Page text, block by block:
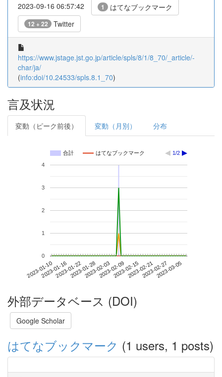
2023-09-16 06:57:42 1 はてなブックマーク
12 + 22 Twitter
https://www.jstage.jst.go.jp/article/spls/8/1/8_70/_article/-
char/ja/
(info:doi/10.24533/spls.8.1_70)
言及状況
変動（ピーク前後） 変動（月別） 分布
合計 はてなブックマーク 1/2
2023-01-102023-01-162023-01-222023-01-282023-02-032023-02-092023-02-152023-02-212023-02-272023-03-05
0
1
2
3
4
外部データベース (DOI)
Google Scholar
はてなブックマーク (1 users, 1 posts)